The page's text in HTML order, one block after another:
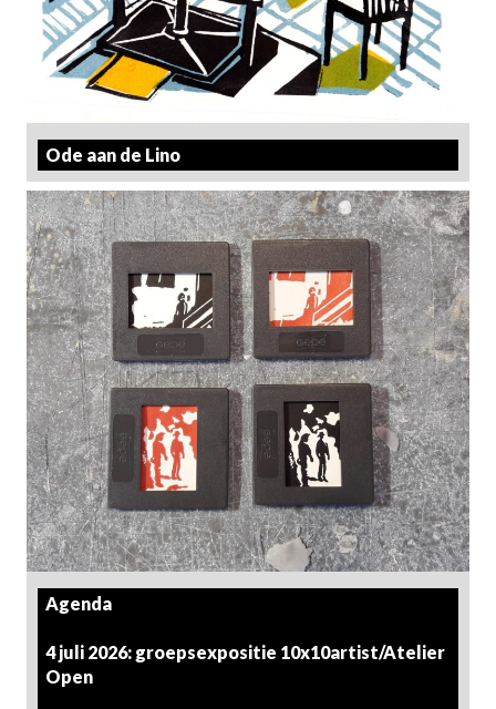
Ode aan de Lino
Agenda
4 juli 2026: groepsexpositie 10x10artist/Atelier
Open